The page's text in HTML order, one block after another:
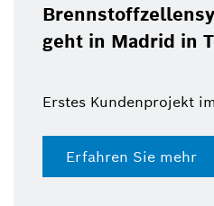
geht in Madrid in
Erstes Kundenprojekt
Erfahren Sie mehr